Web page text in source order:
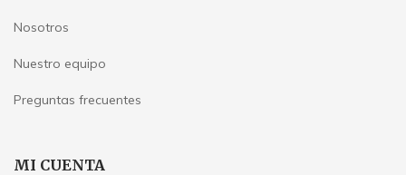
Nosotros
Nuestro equipo
Preguntas frecuentes
MI CUENTA